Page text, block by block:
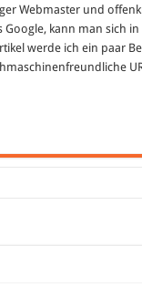
Webmaster und
kann man sich
werde ich ein paar